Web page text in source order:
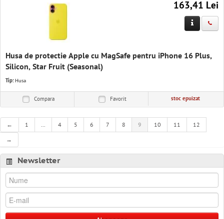
163,41 Lei
Husa de protectie Apple cu MagSafe pentru iPhone 16 Plus,
Silicon, Star Fruit (Seasonal)
Tip: Husa
Compara Favorit stoc epuizat
← 1 ... 4 5 6 7 8 9 10 11 12
→
Newsletter